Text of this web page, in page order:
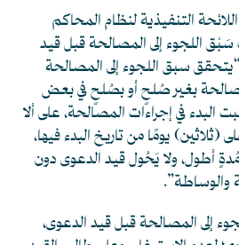
(59/1) من اللائحة التنفيذية لنظام المحاكم
سَبْق اللجوء إلى المصالحة قبل قيد
سبق اللجوء إلى المصالحة
بغير صُلحٍ أو بصُلحٍ في بعض
البدء في إجراءات المصالحة، على ألا
(ثلاثين) يومًا من تاريخ البدء فيها،
أطول، ولا يَحُول قيد الدعوى دون
والوساطة”.
إلى المصالحة قبل قيد الدعوى،